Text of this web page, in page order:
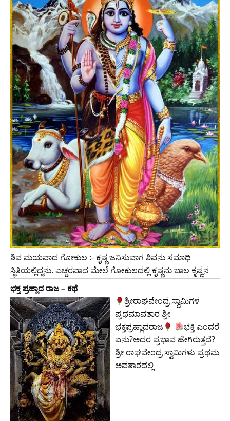
ಶಿವ ಮಯವಾದ ಗೋಕುಲ :- ಕೃಷ್ಣ ಜನಿಸುವಾಗ ಶಿವನು ಸಮಾಧಿ
ಸ್ಥಿತಿಯಲ್ಲಿದ್ದನು. ಎಚ್ಚರವಾದ ಮೇಲೆ ಗೋಕುಲದಲ್ಲಿ ಕೃಷ್ಣನು ಬಾಲ ಕೃಷ್ಣನ
ಭಕ್ತ ಪ್ರಹ್ಲಾದ ರಾಜ – ಕಥೆ
ಶ್ರೀರಾಘವೇಂದ್ರ ಸ್ವಾಮಿಗಳ
ಪ್ರಥಮಾವತಾರ ಶ್ರೀ
ಭಕ್ತಪ್ರಹ್ಲಾದರಾಜ
ಭಕ್ತಿ ಎಂದರೆ
ಏನು?ಅದರ ಪ್ರಭಾವ ಹೇಗಿರುತ್ತದೆ?
ಶ್ರೀ ರಾಘವೇಂದ್ರ ಸ್ವಾಮಿಗಳು ಪ್ರಥಮ
ಅವತಾರದಲ್ಲಿ